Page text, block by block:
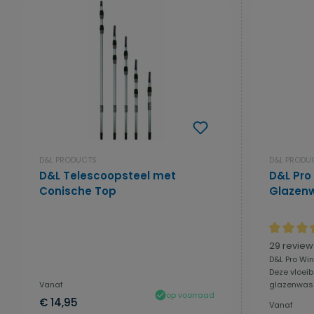
D&L PRODUCTS
D&L Telescoopsteel met
Conische Top
Vanaf
€ 14,95
op voorraad
D&L
D&L
29
D&L Pro
Deze
Vanaf